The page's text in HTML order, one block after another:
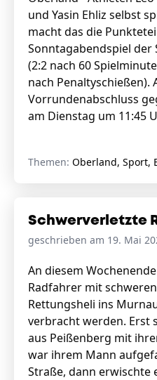
Fotobox
Amphibienschutz
Programm
Service
Nachgehört
Podcast
Newsletter
Handwerker
und Yasin Ehliz selbst
macht das die
Sonntagabendspiel der
(2:2 nach 60
nach Penaltyschießen).
Vorrundenabschluss
am Dienstag um 11:45
Themen: Oberland, Sport,
Schwerverletzte
geschrieben am 19. Mai
An diesem
Radfahrer mit
Rettungsheli ins
verbracht werden. Erst
aus Peißenberg mit
war ihrem Mann
Straße, dann erwischte